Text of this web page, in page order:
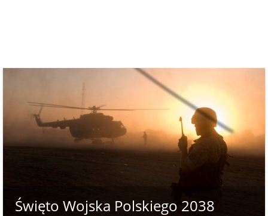
Święto Wojska Polskiego 2038